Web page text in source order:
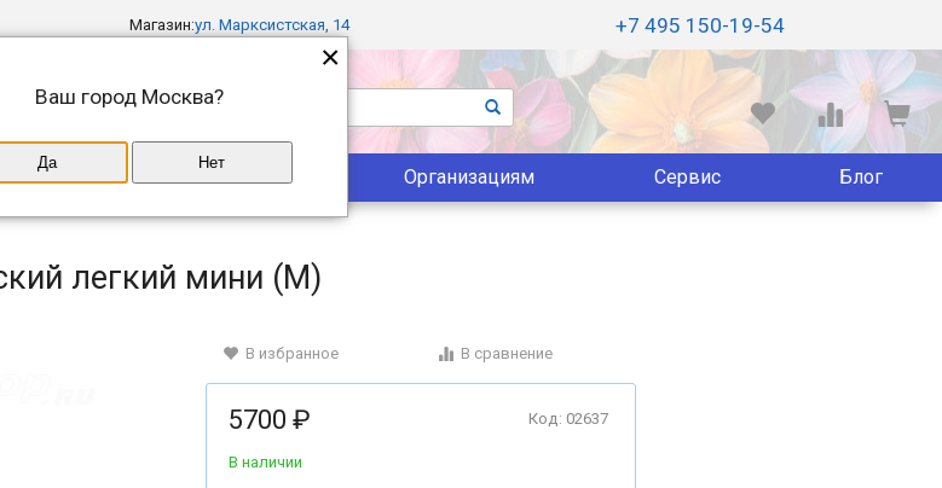
Магазин:ул. Марксистская, 14 +7 495 150-19-54
Магазины Организациям Сервис Блог
легкий мини (M)
В избранное В сравнение
Код: 02637
5700 ₽
В наличии
×
Ваш город Москва?
Да Нет